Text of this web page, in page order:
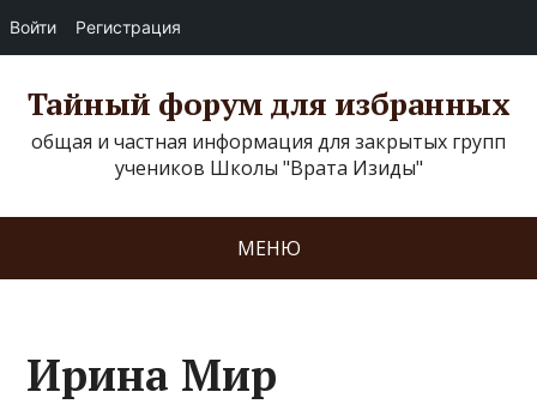
Войти Регистрация
Тайный форум для избранных
общая и частная информация для закрытых групп
учеников Школы "Врата Изиды"
МЕНЮ
Ирина Мир